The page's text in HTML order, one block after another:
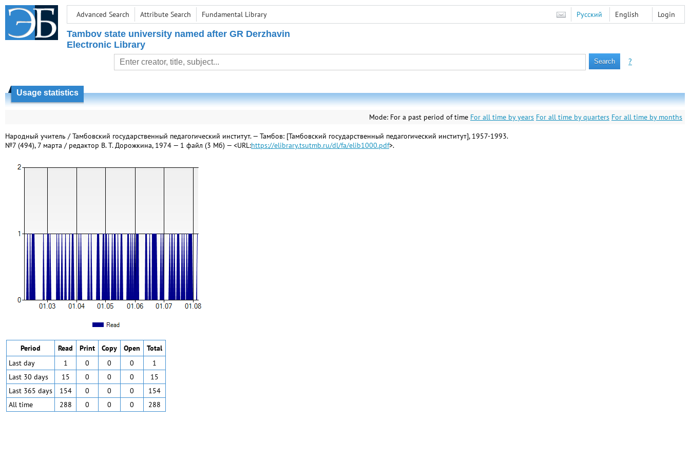
Advanced Search Attribute Search Fundamental Library Login
Русский English
Tambov state university named after GR Derzhavin
Electronic Library
?
Usage statistics
Mode: For a past period of time For all time by years For all time by quarters For all time by months
Народный учитель / Тамбовский государственный педагогический институт. — Тамбов: [Тамбовский государственный педагогический институт], 1957-1993.
№7 (494), 7 марта / редактор В. Т. Дорожкина, 1974 — 1 файл (3 Мб) — <URL:https://elibrary.tsutmb.ru/dl/fa/elib1000.pdf>.
Period Read Print Copy Open
Total
Last day
1 0 0 0
1
Last 30 days
15 0 0 0
15
Last 365 days
154 0 0 0
154
All time
288 0 0 0 288